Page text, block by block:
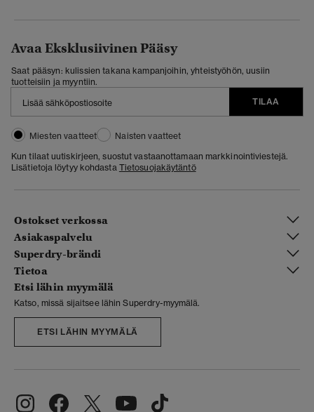
Avaa Eksklusiivinen Pääsy
Saat pääsyn: kulissien takana kampanjoihin, yhteistyöhön, uusiin
tuotteisiin ja myyntiin.
TILAA
Miesten vaatteet
Naisten vaatteet
Kun tilaat uutiskirjeen, suostut vastaanottamaan markkinointiviestejä.
Lisätietoja löytyy kohdasta Tietosuojakäytäntö
Ostokset verkossa
Asiakaspalvelu
Superdry-brändi
Tietoa
Etsi lähin myymälä
Katso, missä sijaitsee lähin Superdry-myymälä.
ETSI LÄHIN MYYMÄLÄ